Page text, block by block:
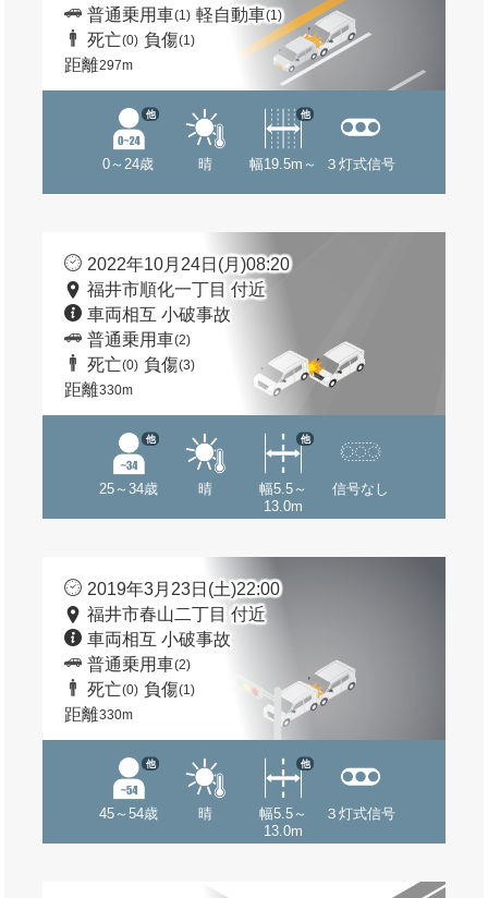
普通乗用車(1) 軽自動車(1)
死亡(0) 負傷(1)
距離297m
0～24歳
他
晴 幅19.5m～
他
３灯式信号
2022年10月24日(月)08:20
福井市順化一丁目 付近
車両相互 小破事故
普通乗用車(2)
死亡(0) 負傷(3)
距離330m
25～34歳
他
晴
幅5.5～
13.0m
他
信号なし
2019年3月23日(土)22:00
福井市春山二丁目 付近
車両相互 小破事故
普通乗用車(2)
死亡(0) 負傷(1)
距離330m
45～54歳
他
晴
幅5.5～
13.0m
他
３灯式信号